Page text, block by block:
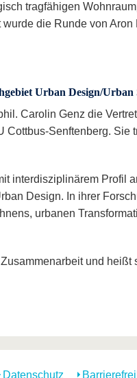
tragfähigen
die Runde von
Urban Design/Urban
Carolin Genz die
Cottbus-Senftenberg. Sie
interdisziplinärem Profil
Design. In ihrer
urbanen
und heißt
Datenschutz